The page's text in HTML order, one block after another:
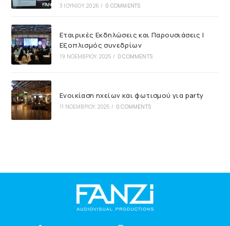
3 ΙΟΥΝΊΟΥ, 2026 / 0 COMMENTS
Εταιρικές Εκδηλώσεις και Παρουσιάσεις |
Εξοπλισμός συνεδρίων
19 ΝΟΕΜΒΡΊΟΥ, 2025 / 0 COMMENTS
Ενοικίαση ηχείων και φωτισμού για party
11 ΝΟΕΜΒΡΊΟΥ, 2025 / 0 COMMENTS